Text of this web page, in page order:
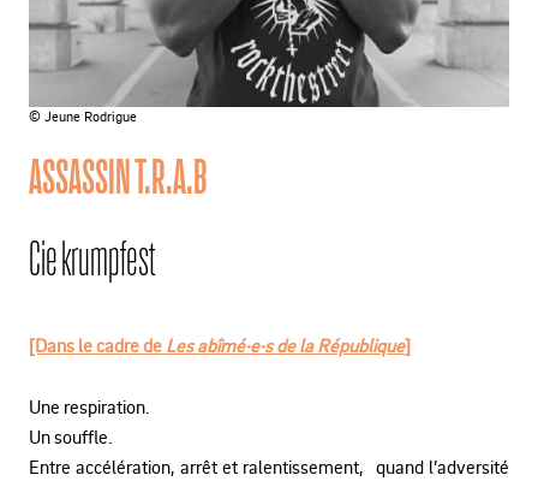
© Jeune Rodrigue
ASSASSIN T.R.A.B
Cie krumpfest
[Dans le cadre de Les abîmé·e·s de la République]
Une respiration.
Un souffle.
Entre accélération, arrêt et ralentissement, quand l’adversité